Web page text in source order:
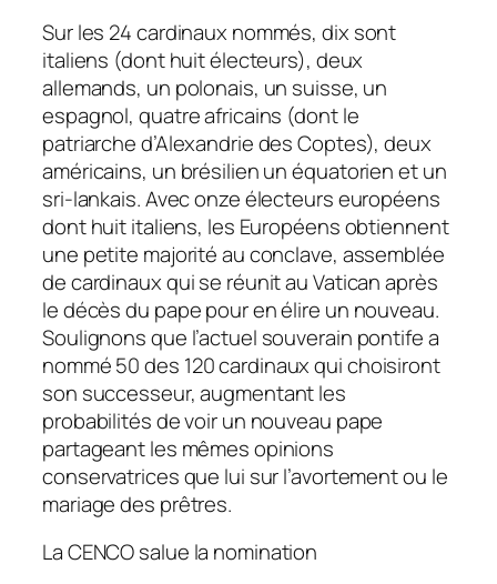
Sur les 24 cardinaux nommés, dix sont
italiens (dont huit électeurs), deux
allemands, un polonais, un suisse, un
espagnol, quatre africains (dont le
patriarche d’Alexandrie des Coptes), deux
américains, un brésilien un équatorien et un
sri-lankais. Avec onze électeurs européens
dont huit italiens, les Européens obtiennent
une petite majorité au conclave, assemblée
de cardinaux qui se réunit au Vatican après
le décès du pape pour en élire un nouveau.
Soulignons que l’actuel souverain pontife a
nommé 50 des 120 cardinaux qui choisiront
son successeur, augmentant les
probabilités de voir un nouveau pape
partageant les mêmes opinions
conservatrices que lui sur l’avortement ou le
mariage des prêtres.
La CENCO salue la nomination